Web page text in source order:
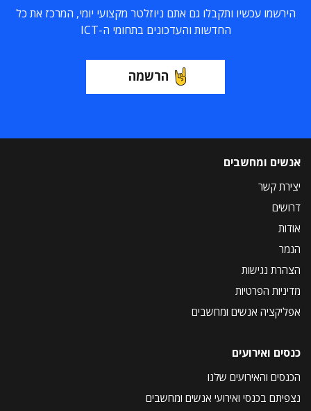
הירשמו עכשיו ותקבלו גם אתם ניוזלטר מקצועי יומי, המרכז את כל
החדשות והעדכונים בתחומי ה-ICT
הרשמה
אנשים ומחשבים
יצירת קשר
דרושים
אודות
הנמר
הצהרת נגישות
מדיניות הפרטיות
אפליקציה אנשים ומחשבים
כנסים ואירועים
הכנסים והאירועים שלנו
נצפיתם בכנסי ואירועי אנשים ומחשבים